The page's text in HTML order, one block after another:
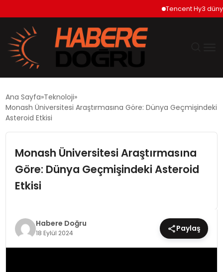
Tencent Hy3 dünya
EKONOMİ
DÜNYA
SPOR
EĞİTİM
Ana Sayfa Teknoloji
Monash Üniversitesi Araştırmasına Göre: Dünya Geçmişindeki
Asteroid Etkisi
Monash Üniversitesi Araştırmasına
Göre: Dünya Geçmişindeki Asteroid
Etkisi
Habere Doğru
18 Eylül 2024 Paylaş